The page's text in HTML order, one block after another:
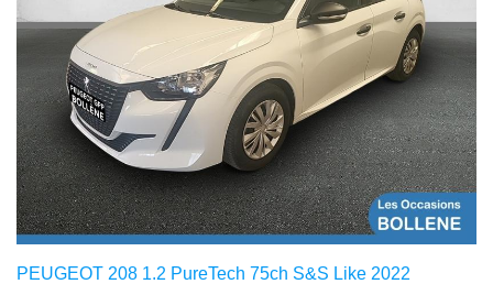
PEUGEOT 208 1.2 PureTech 75ch S&S Like 2022